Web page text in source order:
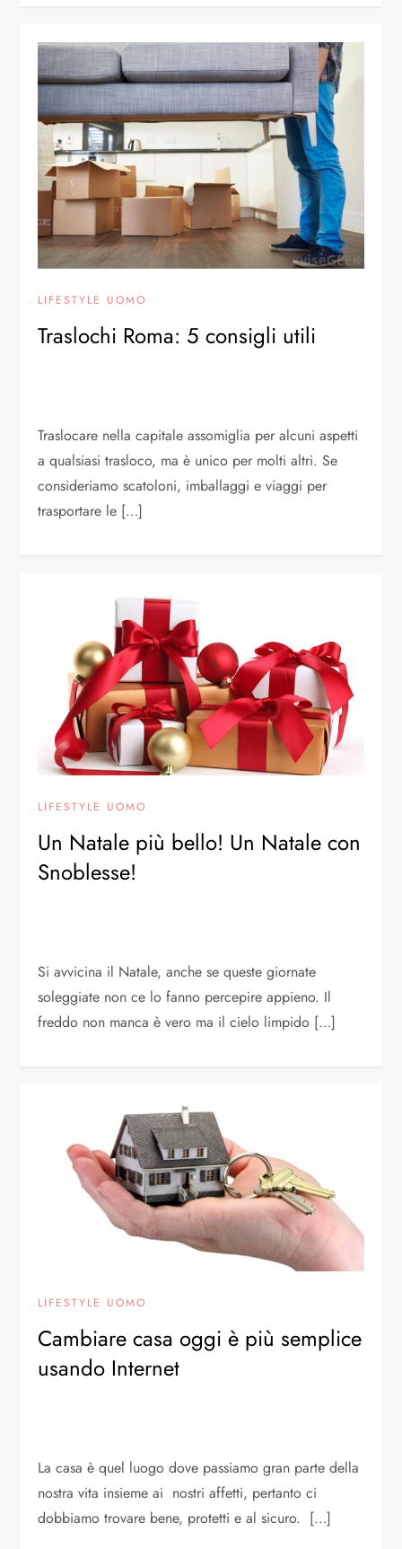
LIFESTYLE UOMO
Traslochi Roma: 5 consigli utili
Traslocare nella capitale assomiglia per alcuni aspetti
a qualsiasi trasloco, ma è unico per molti altri. Se
consideriamo scatoloni, imballaggi e viaggi per
trasportare le […]
LIFESTYLE UOMO
Un Natale più bello! Un Natale con
Snoblesse!
Si avvicina il Natale, anche se queste giornate
soleggiate non ce lo fanno percepire appieno. Il
freddo non manca è vero ma il cielo limpido […]
LIFESTYLE UOMO
Cambiare casa oggi è più semplice
usando Internet
La casa è quel luogo dove passiamo gran parte della
nostra vita insieme ai nostri affetti, pertanto ci
dobbiamo trovare bene, protetti e al sicuro. […]